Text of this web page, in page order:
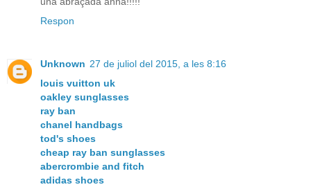
Respon
Unknown 27 de juliol del 2015, a les 8:16
louis vuitton uk
oakley sunglasses
ray ban
chanel handbags
tod's shoes
cheap ray ban sunglasses
abercrombie and fitch
adidas shoes